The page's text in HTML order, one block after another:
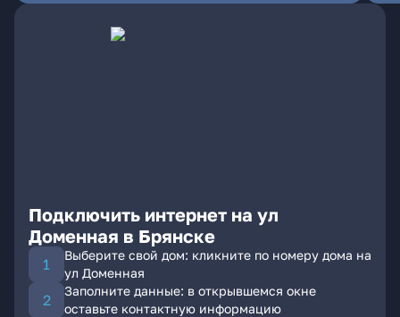
Подключить интернет на ул
Доменная в Брянске
Выберите свой дом: кликните по номеру дома на
ул Доменная
Заполните данные: в открывшемся окне
оставьте контактную информацию